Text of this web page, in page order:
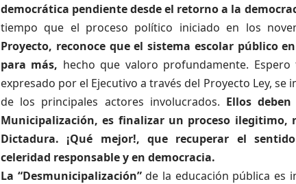
democrática pendiente desde el retorno a la
tiempo que el proceso político iniciado en los
Proyecto, reconoce que el sistema escolar público
para más, hecho que valoro profundamente.
expresado por el Ejecutivo a través del Proyecto Ley, se
de los principales actores involucrados. Ellos
Municipalización, es finalizar un proceso ilegitimo,
Dictadura. ¡Qué mejor!, que recuperar el
celeridad responsable y en democracia.
La “Desmunicipalización”de la educación pública es